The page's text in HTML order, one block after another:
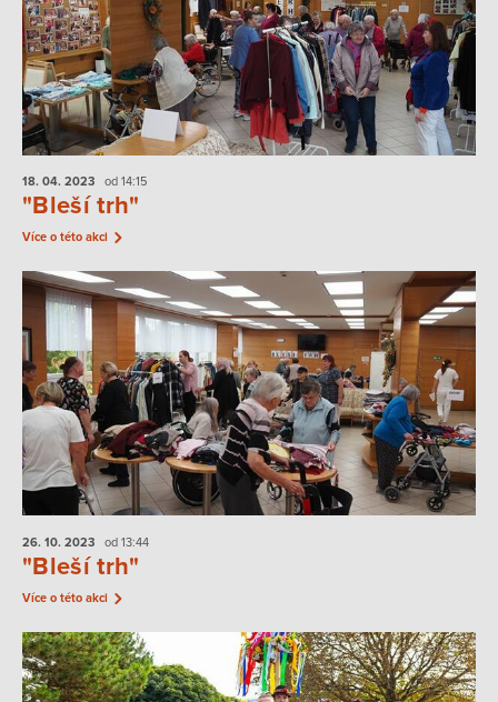
18. 04. 2023 od 14:15
"Bleší trh"
Více o této akci
26. 10. 2023 od 13:44
"Bleší trh"
Více o této akci